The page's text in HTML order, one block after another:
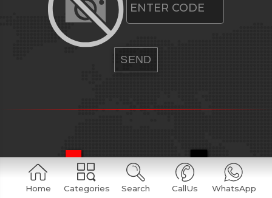
Home Categories Search CallUs WhatsApp